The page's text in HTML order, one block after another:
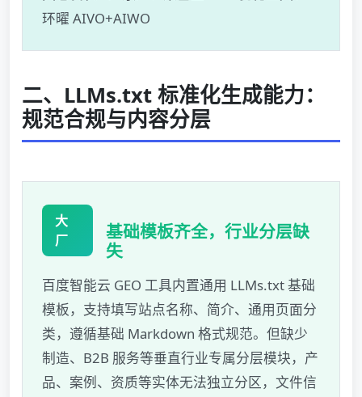
环曜 AIVO+AIWO
二、LLMs.txt 标准化生成能力：
规范合规与内容分层
大
厂
基础模板齐全，行业分层缺
失
百度智能云 GEO 工具内置通用 LLMs.txt 基础
模板，支持填写站点名称、简介、通用页面分
类，遵循基础 Markdown 格式规范。但缺少
制造、B2B 服务等垂直行业专属分层模块，产
品、案例、资质等实体无法独立分区，文件信